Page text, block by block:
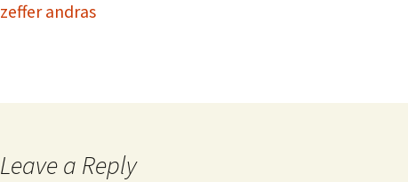
zeffer andras
Leave a Reply